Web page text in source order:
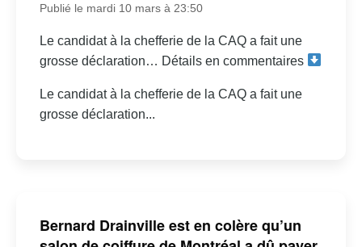
Publié le mardi 10 mars à 23:50
Le candidat à la chefferie de la CAQ a fait une
grosse déclaration… Détails en commentaires
Le candidat à la chefferie de la CAQ a fait une
grosse déclaration...
Bernard Drainville est en colère qu’un